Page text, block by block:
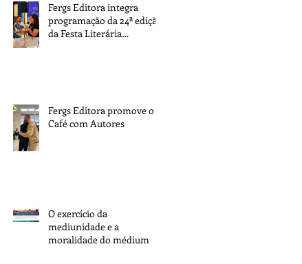
Fergs Editora integra
programação da 24ª edição
da Festa Literária
Fergs Editora promove o 1º
Café com Autores
O exercício da
mediunidade e a
moralidade do médium